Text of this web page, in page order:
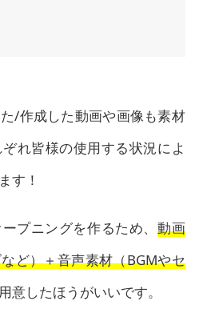
/作成した動画や画像も素材
れ皆様の使用する状況によ
す！
プニングを作るため、動画
ど）＋音声素材（BGMやセ
意したほうがいいです。